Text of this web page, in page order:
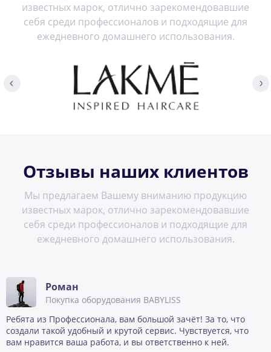
известных марок, отлично зарекомендовавшие
себя среди профессионалов и подходящие для
ежедневного домашнего использования.
Отзывы наших клиентов
Мы предлагаем Вашему вниманию продукцию
известных марок, отлично зарекомендовавшие
себя среди профессионалов и подходящие для
ежедневного домашнего использования.
Роман
Покупка оборудования BABYLISS
Ребята из Профессионала, вам большой зачёт! За то, что
создали такой удобный и крутой сервис. Чувствуется, что
вам нравится ваша работа, и вы ответственно к ней.